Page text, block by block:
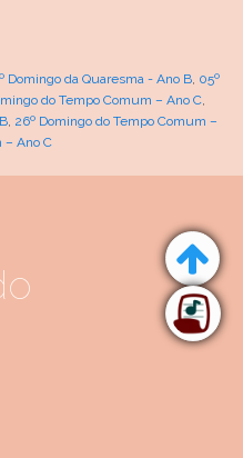
Domingo da Quaresma - Ano B, 05º
do Tempo Comum – Ano C,
, 26º Domingo do Tempo Comum –
– Ano C